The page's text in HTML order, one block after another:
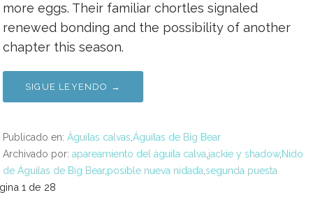
more eggs. Their familiar chortles signaled
renewed bonding and the possibility of another
chapter this season.
SIGUE LEYENDO →
Publicado en: Águilas calvas Águilas de Big Bear
Archivado por: apareamiento del águila calva jackie y shadow, Nido
de Águilas de Big Bear,posible nueva nidada segunda puesta
1 de 28